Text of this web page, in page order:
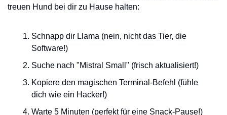
treuen Hund bei dir zu Hause halten:
Schnapp dir Llama (nein, nicht das Tier, die
Software!)
Suche nach "Mistral Small" (frisch aktualisiert!)
Kopiere den magischen Terminal-Befehl (fühle
dich wie ein Hacker!)
Warte 5 Minuten (perfekt für eine Snack-Pause!)